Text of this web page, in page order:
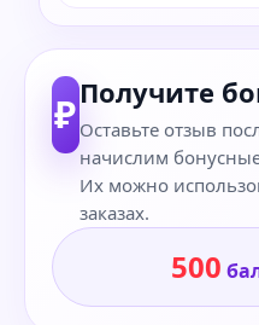
₽Получите
Оставьте отзыв
начислим
Их можно
заказах.
500